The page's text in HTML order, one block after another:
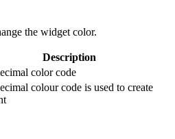
the widget color.
Description
color code
colour code is used to create